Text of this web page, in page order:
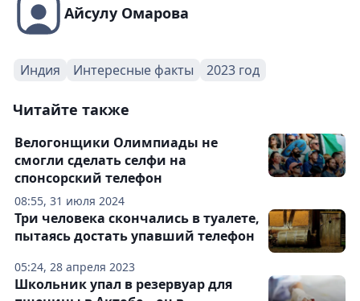
Айсулу Омарова
Индия Интересные факты 2023 год
Читайте также
08:55, 31 июля 2024
Велогонщики Олимпиады не
смогли сделать селфи на
спонсорский телефон
05:24, 28 апреля 2023
Три человека скончались в туалете,
пытаясь достать упавший телефон
Школьник упал в резервуар для